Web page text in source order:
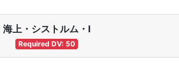
海上・シストルム・Ⅰ
Required DV: 50